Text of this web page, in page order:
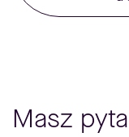
Masz